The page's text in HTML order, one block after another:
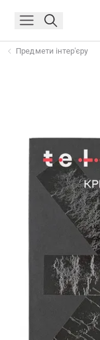
Предмети інтер'єру